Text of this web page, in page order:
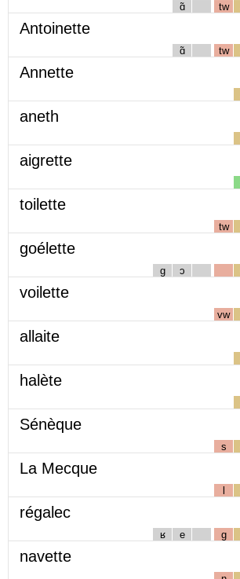
ɑ̃ tw
Antoinette
ɑ̃ tw
Annette
aneth
aigrette
toilette
tw
goélette
g ɔ
voilette
vw
allaite
halète
Sénèque
s
La Mecque
l
régalec
ʁ e g
navette